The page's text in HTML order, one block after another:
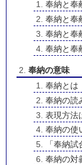
奉納と奉
奉納と奉
奉納と奉
奉納と奉
奉納の意味
奉納とは
奉納の読
表現方法
奉納の使
「奉納
奉納の対